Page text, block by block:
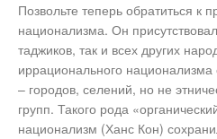
Позвольте теперь обратиться к
национализма. Он
таджиков, так и всех других
иррационального
– городов, селений, но не
групп. Такого рода
национализм (Ханс Кон)